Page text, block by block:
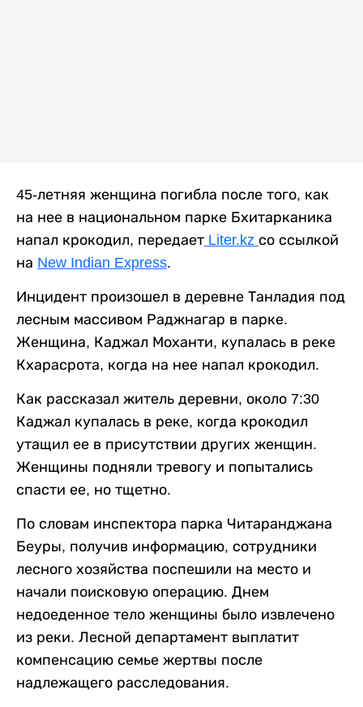
45-летняя женщина погибла после того, как
на нее в национальном парке Бхитарканика
напал крокодил, передает Liter.kz со ссылкой
на New Indian Express.
Инцидент произошел в деревне Танладия под
лесным массивом Раджнагар в парке.
Женщина, Каджал Моханти, купалась в реке
Кхарасрота, когда на нее напал крокодил.
Как рассказал житель деревни, около 7:30
Каджал купалась в реке, когда крокодил
утащил ее в присутствии других женщин.
Женщины подняли тревогу и попытались
спасти ее, но тщетно.
По словам инспектора парка Читаранджана
Беуры, получив информацию, сотрудники
лесного хозяйства поспешили на место и
начали поисковую операцию. Днем
недоеденное тело женщины было извлечено
из реки. Лесной департамент выплатит
компенсацию семье жертвы после
надлежащего расследования.